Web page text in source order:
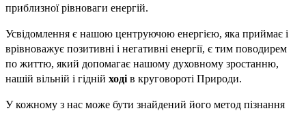
приблизної рівноваги енергій.
Усвідомлення є нашою центруючою енергією, яка приймає і
врівноважує позитивні і негативні енергії, є тим поводирем
по життю, який допомагає нашому духовному зростанню,
нашій вільній і гідній ході в круговороті Природи.
У кожному з нас може бути знайдений його метод пізнання